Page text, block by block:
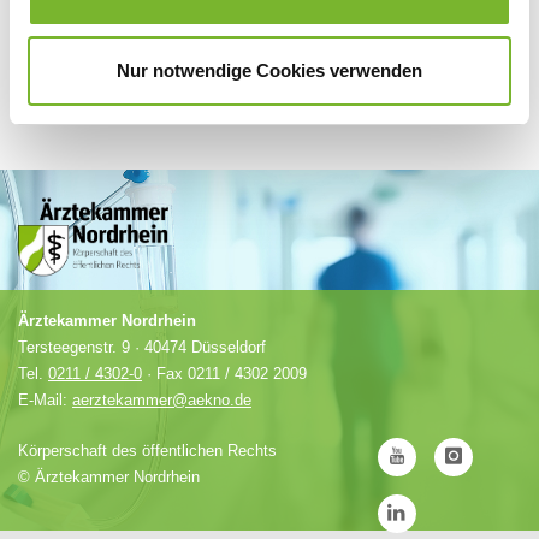
Nur notwendige Cookies verwenden
Ärztekammer Nordrhein
Tersteegenstr. 9 · 40474 Düsseldorf
Tel. 0211 / 4302-0 · Fax 0211 / 4302 2009
E-Mail: aerztekammer@aekno.de
Körperschaft des öffentlichen Rechts
© Ärztekammer Nordrhein